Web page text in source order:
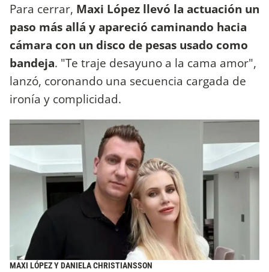
Para cerrar, Maxi López llevó la actuación un
paso más allá y apareció caminando hacia
cámara con un disco de pesas usado como
bandeja. "Te traje desayuno a la cama amor",
lanzó, coronando una secuencia cargada de
ironía y complicidad.
MAXI LÓPEZ Y DANIELA CHRISTIANSSON